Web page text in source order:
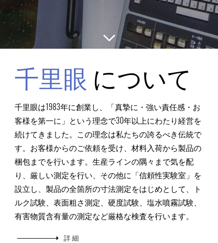
千里眼 について
千里眼は1983年に創業し、「真摯に・強い責任感・お
客様を第一に」という理念で30年以上にわたり経営を
続けてきました。この理念は私たちの誇るべき伝統で
す。お客様からのご依頼を受け、材料入荷から製品の
梱包までを行います。生産ラインの隅々まで気を配
り、厳しい測定を行い、その他に「信頼性実験室」を
設立し、製品の全箇所の寸法測定をはじめとして、ト
ルク試験、表面粗さ測定、硬度試験、塩水噴霧試験、
有害物質含有量の測定など厳格な検査を行います。
詳 細